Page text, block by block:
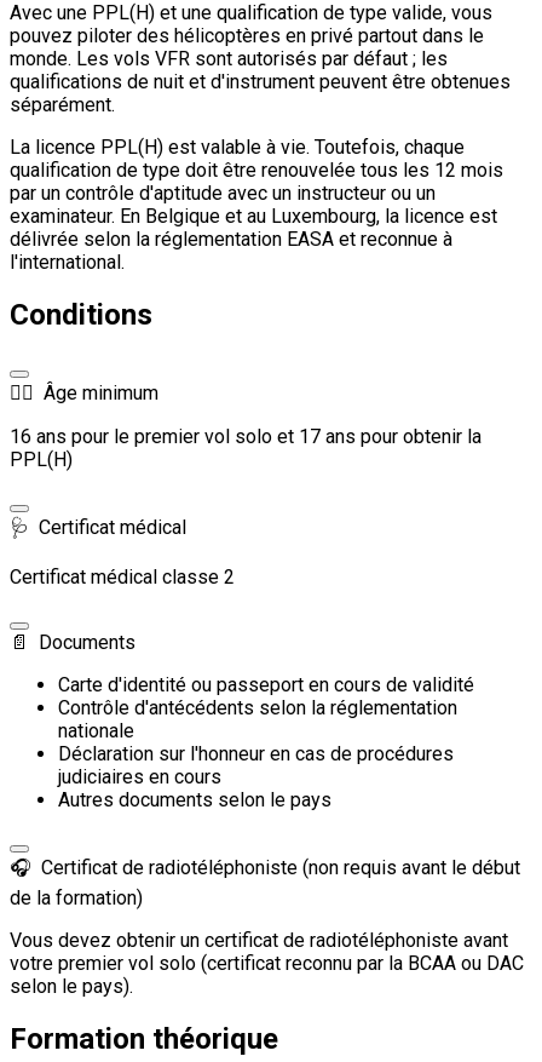
Avec une PPL(H) et une qualification de type valide, vous
pouvez piloter des hélicoptères en privé partout dans le
monde. Les vols VFR sont autorisés par défaut ; les
qualifications de nuit et d'instrument peuvent être obtenues
séparément.
La licence PPL(H) est valable à vie. Toutefois, chaque
qualification de type doit être renouvelée tous les 12 mois
par un contrôle d'aptitude avec un instructeur ou un
examinateur. En Belgique et au Luxembourg, la licence est
délivrée selon la réglementation EASA et reconnue à
l'international.
Conditions
🧑‍✈️ Âge minimum
16 ans pour le premier vol solo et 17 ans pour obtenir la
PPL(H)
🩺 Certificat médical
Certificat médical classe 2
📄
Documents
Carte d'identité ou passeport en cours de validité
Contrôle d'antécédents selon la réglementation
nationale
Déclaration sur l'honneur en cas de procédures
judiciaires en cours
Autres documents selon le pays
🎧 Certificat de radiotéléphoniste (non requis avant le début
de la formation)
Vous devez obtenir un certificat de radiotéléphoniste avant
votre premier vol solo (certificat reconnu par la BCAA ou DAC
selon le pays).
Formation théorique